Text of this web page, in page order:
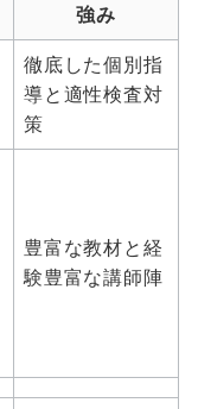
強み
徹底した個別指
導と適性検査対
策
豊富な教材と経
験豊富な講師陣